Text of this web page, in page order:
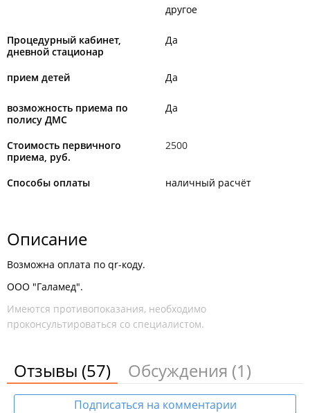
другое
Процедурный кабинет,
дневной стационар
Да
прием детей Да
возможность приема по
полису ДМС
Да
Стоимость первичного
приема, руб.
2500
Способы оплаты наличный расчёт
Описание
Возможна оплата по qr-коду.
ООО "Галамед".
Имеются противопоказания, необходимо
проконсультироваться со специалистом.
Отзывы (57) Обсуждения (1)
Подписаться на комментарии